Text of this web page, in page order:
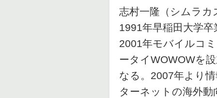
志村一隆（シムラ
1991年早稲田大学
2001年モバイルコ
ータイWOWOWを
なる。2007年より
ターネットの海外